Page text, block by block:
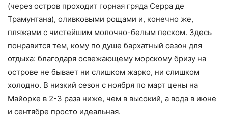
(через остров проходит горная гряда Серра де
Трамунтана), оливковыми рощами и, конечно же,
пляжами с чистейшим молочно-белым песком. Здесь
понравится тем, кому по душе бархатный сезон для
отдыха: благодаря освежающему морскому бризу на
острове не бывает ни слишком жарко, ни слишком
холодно. В низкий сезон с ноября по март цены на
Майорке в 2-3 раза ниже, чем в высокий, а вода в июне
и сентябре просто идеальная.